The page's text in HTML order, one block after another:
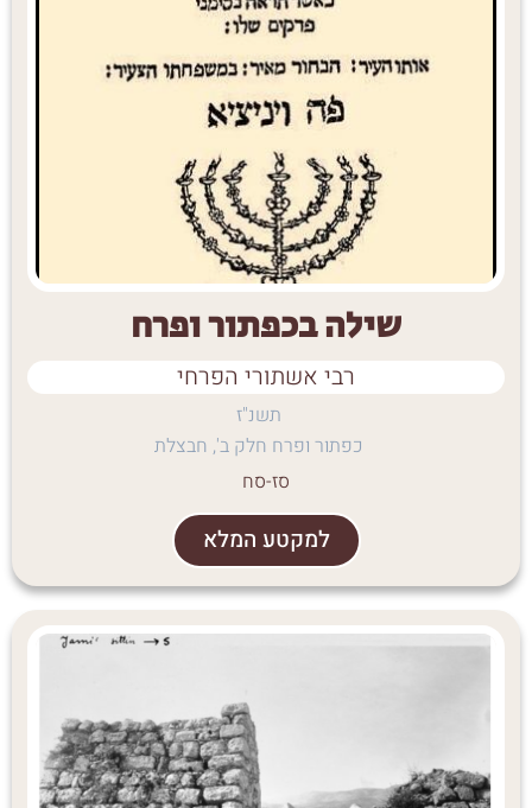
שילה בכפתור ופרח
רבי אשתורי הפרחי
תשנ"ז
כפתור ופרח חלק ב', חבצלת
סז-סח
למקטע המלא